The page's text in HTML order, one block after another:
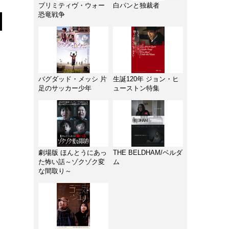
プリミティヴ・ウォー
恐竜戦争
白パンと独裁者
バグダッド・メッシ 片
足のサッカー少年
生誕120年 ジョン・ヒ
ューストン特集
劇場版 ほんとうにあっ
た怖い話～ゾクゾク変
な間取り～
THE BELDHAM/ベルダ
ム